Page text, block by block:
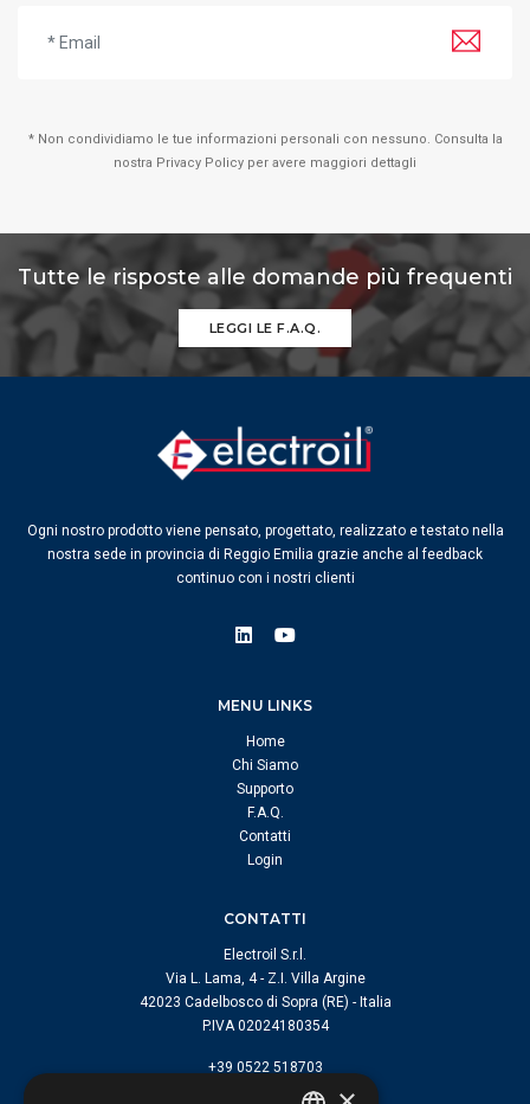
* Non condividiamo le tue informazioni personali con nessuno. Consulta la
nostra Privacy Policy per avere maggiori dettagli
Tutte le risposte alle domande più frequenti
LEGGI LE F.A.Q.
Ogni nostro prodotto viene pensato, progettato, realizzato e testato nella
nostra sede in provincia di Reggio Emilia grazie anche al feedback
continuo con i nostri clienti
MENU LINKS
Home
Chi Siamo
Supporto
F.A.Q.
Contatti
Login
CONTATTI
Electroil S.r.l.
Via L. Lama, 4 - Z.I. Villa Argine
42023 Cadelbosco di Sopra (RE) - Italia
P.IVA 02024180354
+39 0522 518703
info@electroil.it